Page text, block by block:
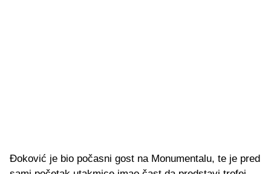
Đoković je bio počasni gost na Monumentalu, te je pred